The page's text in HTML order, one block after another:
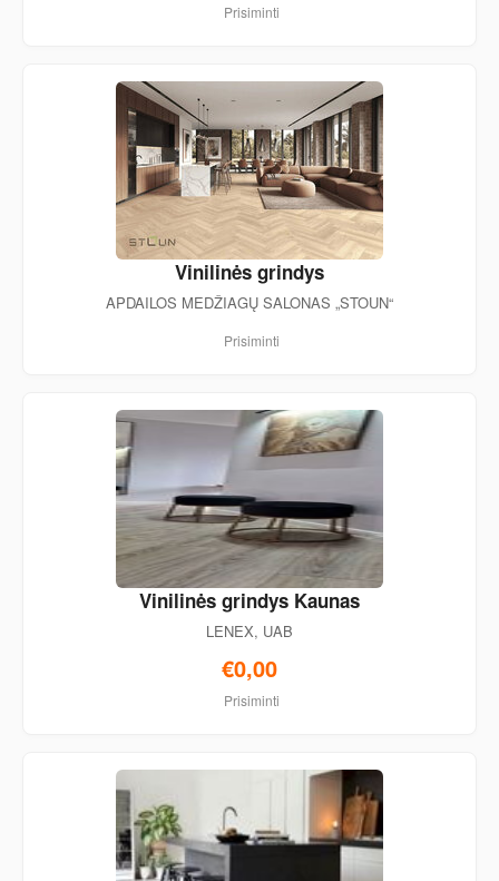
Prisiminti
Vinilinės grindys
APDAILOS MEDŽIAGŲ SALONAS „STOUN“
Prisiminti
Vinilinės grindys Kaunas
LENEX, UAB
€0,00
Prisiminti